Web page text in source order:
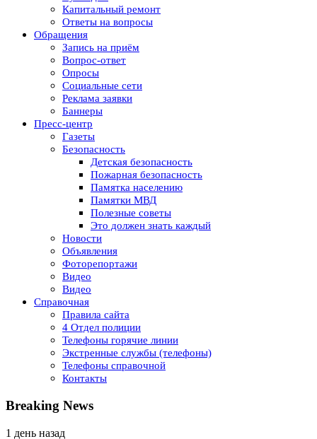
Капитальный ремонт
Ответы на вопросы
Обращения
Запись на приём
Вопрос-ответ
Опросы
Социальные сети
Реклама заявки
Баннеры
Пресс-центр
Газеты
Безопасность
Детская безопасность
Пожарная безопасность
Памятка населению
Памятки МВД
Полезные советы
Это должен знать каждый
Новости
Объявления
Фоторепортажи
Видео
Видео
Справочная
Правила сайта
4 Отдел полиции
Телефоны горячие линии
Экстренные службы (телефоны)
Телефоны справочной
Контакты
Breaking News
1 день назад